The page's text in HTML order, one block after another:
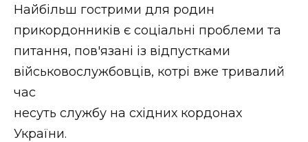
Найбільш гострими для родин
прикордонників є соціальні проблеми та
питання, пов'язані із відпустками
військовослужбовців, котрі вже тривалий
час
несуть службу на східних кордонах
України.